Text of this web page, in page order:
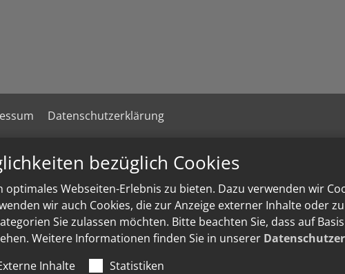
bezüglich Cookies
Webseiten-Erlebnis zu bieten. Dazu verwenden wir
wir auch Cookies, die zur Anzeige externer Inhalte oder
Sie zulassen möchten. Bitte beachten Sie, dass auf
Weitere Informationen finden Sie in unserer
Inhalte Statistiken
Datenschutzerklärung